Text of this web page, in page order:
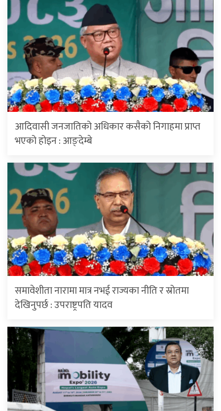
आदिवासी जनजातिको अधिकार कसैको निगाहमा प्राप्त
भएको होइन : आङ्देम्बे
समावेशीता नारामा मात्र नभई राज्यका नीति र स्रोतमा
देखिनुपर्छ : उपराष्ट्रपति यादव